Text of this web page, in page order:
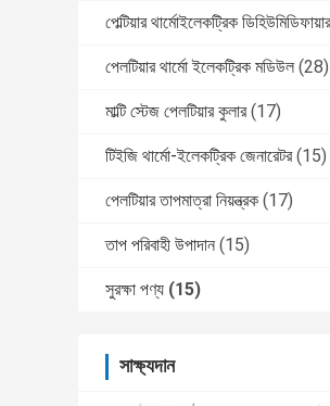
পেল্টিয়ার থার্মোইলেকট্রিক ডিহিউমিডিফায়ার
পেলটিয়ার থার্মো ইলেকট্রিক মডিউল (28)
মাল্টি স্টেজ পেলটিয়ার কুলার (17)
টিইজি থার্মো-ইলেকট্রিক জেনারেটর (15)
পেলটিয়ার তাপমাত্রা নিয়ন্ত্রক (17)
তাপ পরিবাহী উপাদান (15)
সুরক্ষা পণ্য (15)
সাক্ষ্যদান